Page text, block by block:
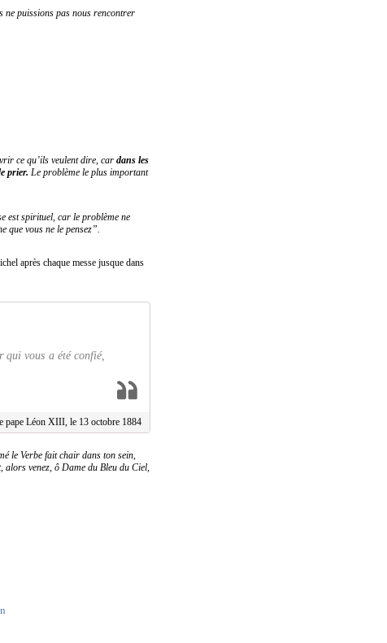
ne puissions pas nous rencontrer
ce qu’ils veulent dire, cardans les
prier. Le problème le plus important
est spirituel, car le problème ne
que vous ne le pensez”.
après chaque messe jusque dans
vous a été confié,
pape Léon XIII, le 13 octobre 1884
le Verbe fait chair dans ton sein,
venez, ô Dame du Bleu du Ciel,